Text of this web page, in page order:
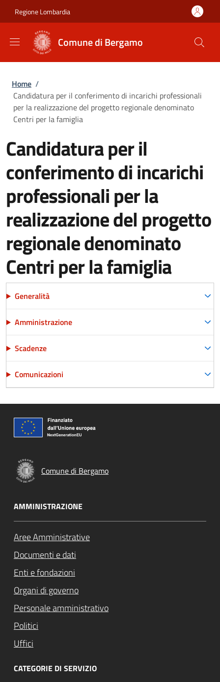
Regione Lombardia
Comune di Bergamo
Briciole di pane
Home /
Candidatura per il conferimento di incarichi professionali
per la realizzazione del progetto regionale denominato
Centri per la famiglia
Candidatura per il
conferimento di incarichi
professionali per la
realizzazione del progetto
regionale denominato
Centri per la famiglia
Generalità
Amministrazione
Scadenze
Comunicazioni
Comune di Bergamo
AMMINISTRAZIONE
Aree Amministrative
Documenti e dati
Enti e fondazioni
Organi di governo
Personale amministrativo
Politici
Uffici
CATEGORIE DI SERVIZIO